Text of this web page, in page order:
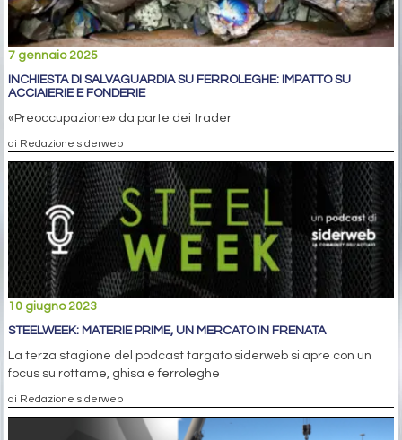
7 gennaio 2025
INCHIESTA DI SALVAGUARDIA SU FERROLEGHE: IMPATTO SU
ACCIAIERIE E FONDERIE
«Preoccupazione» da parte dei trader
di Redazione siderweb
10 giugno 2023
STEELWEEK: MATERIE PRIME, UN MERCATO IN FRENATA
La terza stagione del podcast targato siderweb si apre con un
focus su rottame, ghisa e ferroleghe
di Redazione siderweb